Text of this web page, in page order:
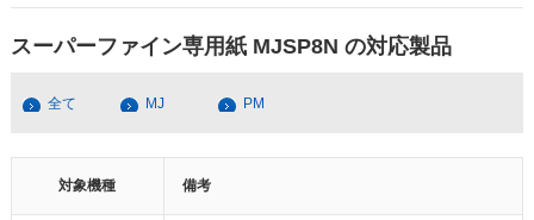
スーパーファイン専用紙 MJSP8N の対応製品
全て MJ PM
対象機種 備考